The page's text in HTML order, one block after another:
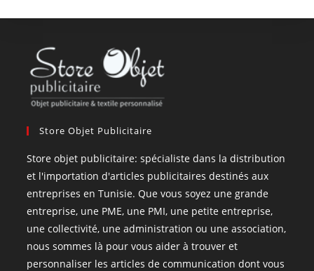
Store Objet Publicitaire
Store objet publicitaire: spécialiste dans la distribution
et l'importation d'articles publicitaires destinés aux
entreprises en Tunisie. Que vous soyez une grande
entreprise, une PME, une PMI, une petite entreprise,
une collectivité, une administration ou une association,
nous sommes là pour vous aider à trouver et
personnaliser les articles de communication dont vous